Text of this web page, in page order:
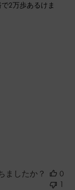
2万歩あるけま
ましたか？
0
1